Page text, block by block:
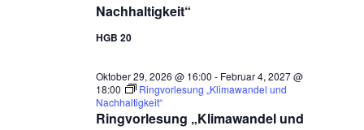
Nachhaltigkeit“
HGB 20
Ringvorlesung „Klimawandel und
Oktober 29, 2026 @ 16:00 - Februar 4, 2027 @
18:00
Ringvorlesung „Klimawandel und
Nachhaltigkeit“